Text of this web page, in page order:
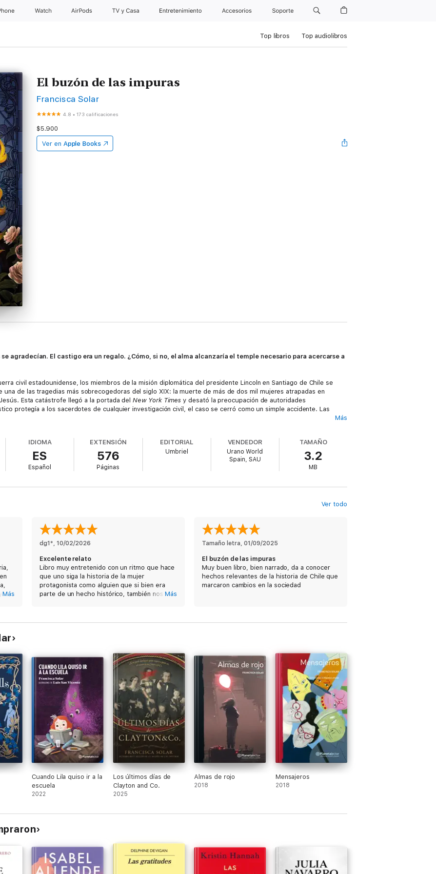
Watch AirPods TV & Casa Entretenimiento Accesorios Soporte
Top libros Top audiolibros
El buzón de las impuras
Francisca Solar
4.8 •173 calificaciones
$5.900
Ver en Apple Books
agradecían. El castigo era un regalo. ¿Cómo, si no, el alma alcanzaría el temple necesario para acercarse a
civil estadounidense, los miembros de la misión diplomática del presidente Lincoln en Santiago de Chile se
de las tragedias más sobrecogedoras del siglo XIX: la muerte de más de dos mil mujeres atrapadas en
Esta catástrofe llegó a la portada delNew York Times y desató la preocupación de autoridades
protegía a los sacerdotes de cualquier investigación civil, el caso se cerró como un simple accidente. Las
del templo jesuita, con el injusto silencio de la subyugación patriarcal. Sus cuerpos fueron sepultados y
fuego solo una cosa se salvó: el buzón donde las asociadas confesaban a la Virgen sus más íntimos deseos
a los que eran sometidas en el supuesto nombre de Dios.
Más
IDIOMA
ES
Español
EXTENSIÓN
576
Páginas
EDITORIAL
Umbriel
VENDEDOR
Urano World
Spain, SAU
TAMAÑO
3.2
MB
Ver todo
se
Más
dg1*, 10/02/2026
Excelente relato
Libro muy entretenido con un ritmo que hace
que uno siga la historia de la mujer
protagonista como alguien que si bien era
parte de un hecho histórico, también nos Más
Tamaño letra, 01/09/2025
El buzón de las impuras
Muy buen libro, bien narrado, da a conocer
hechos relevantes de la historia de Chile que
marcaron cambios en la sociedad
Cuando Lila quiso ir a la
escuela
2022
Los últimos días de
Clayton and Co.
2025
Almas de rojo
2018
Mensajeros
2018